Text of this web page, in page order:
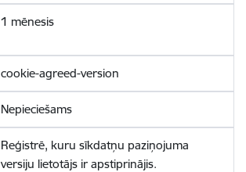
1 mēnesis
cookie-agreed-version
Nepieciešams
Reģistrē, kuru sīkdatņu paziņojuma
versiju lietotājs ir apstiprinājis.